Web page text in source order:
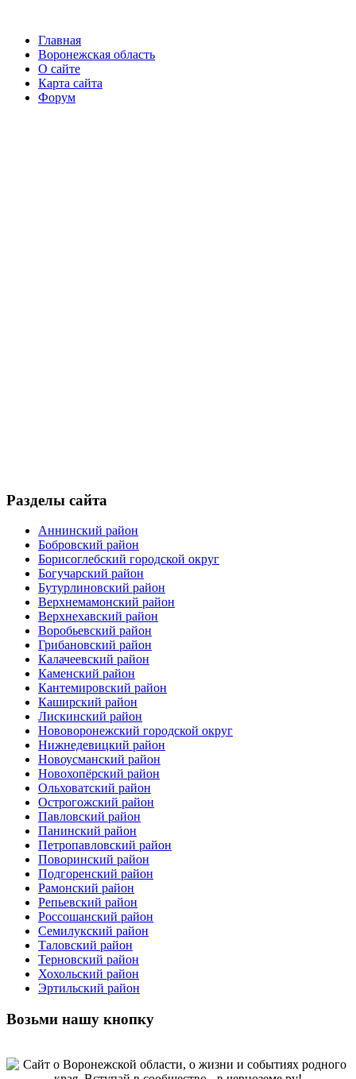
Главная
Воронежская область
О сайте
Карта сайта
Форум
Разделы сайта
Аннинский район
Бобровский район
Борисоглебский городской округ
Богучарский район
Бутурлиновский район
Верхнемамонский район
Верхнехавский район
Воробьевский район
Грибановский район
Калачеевский район
Каменский район
Кантемировский район
Каширский район
Лискинский район
Нововоронежский городской округ
Нижнедевицкий район
Новоусманский район
Новохопёрский район
Ольховатский район
Острогожский район
Павловский район
Панинский район
Петропавловский район
Поворинский район
Подгоренский район
Рамонский район
Репьевский район
Россошанский район
Семилукский район
Таловский район
Терновский район
Хохольский район
Эртильский район
Возьми нашу кнопку